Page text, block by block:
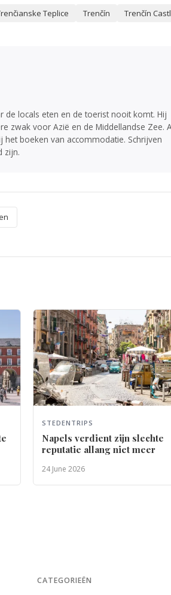
Teplice Trenčín Trenčín
de locals eten en de toerist nooit komt. Hij
zwak voor Azië en de Middellandse Zee.
boeken van accommodatie. Schrijven
zijn.
STEDENTRIPS
Napels verdient zijn slechte
reputatie allang niet meer
24 June 2026
CATEGORIEËN